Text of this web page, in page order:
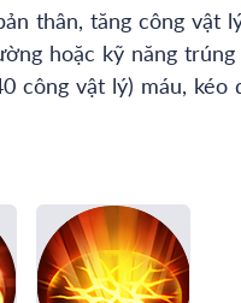
thân, tăng công vật
hoặc kỹ năng
công vật lý) máu, kéo